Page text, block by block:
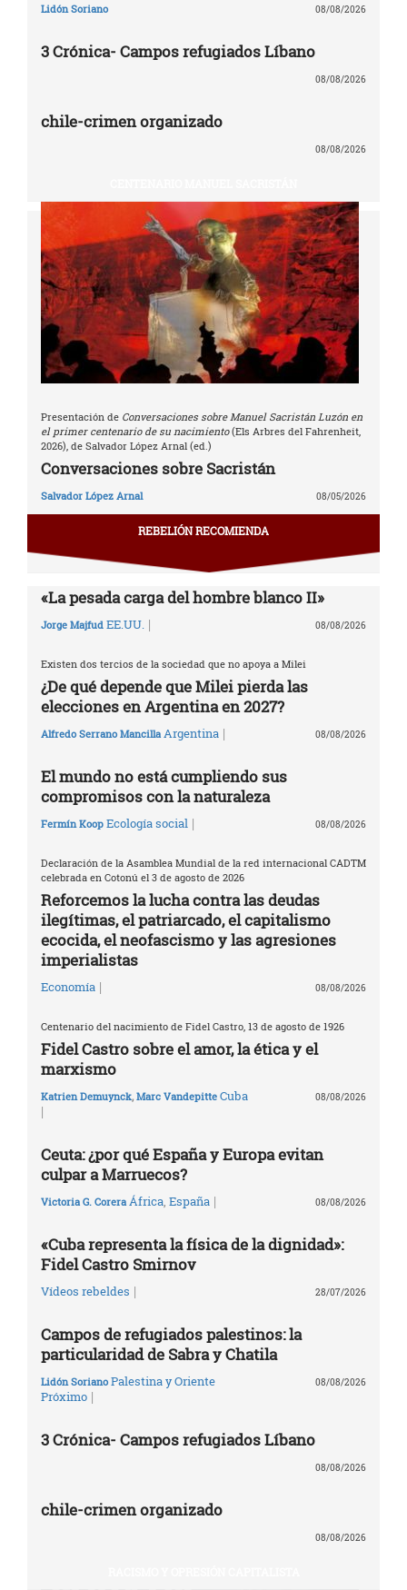
Lidón Soriano 08/08/2026
3 Crónica- Campos refugiados Líbano
08/08/2026
chile-crimen organizado
08/08/2026
Presentación de Conversaciones sobre Manuel Sacristán Luzón en
el primer centenario de su nacimiento(Els Arbres del Fahrenheit,
2026), de Salvador López Arnal (ed.)
Conversaciones sobre Sacristán
Salvador López Arnal 08/05/2026
REBELIÓN RECOMIENDA
«La pesada carga del hombre blanco II»
Jorge Majfud EE.UU. | 08/08/2026
Existen dos tercios de la sociedad que no apoya a Milei
¿De qué depende que Milei pierda las
elecciones en Argentina en 2027?
Alfredo Serrano Mancilla Argentina | 08/08/2026
El mundo no está cumpliendo sus
compromisos con la naturaleza
Fermín Koop Ecología social | 08/08/2026
Declaración de la Asamblea Mundial de la red internacional CADTM
celebrada en Cotonú el 3 de agosto de 2026
Reforcemos la lucha contra las deudas
ilegítimas, el patriarcado, el capitalismo
ecocida, el neofascismo y las agresiones
imperialistas
Economía | 08/08/2026
Centenario del nacimiento de Fidel Castro, 13 de agosto de 1926
Fidel Castro sobre el amor, la ética y el
marxismo
Katrien Demuynck, Marc Vandepitte Cuba
|
08/08/2026
Ceuta: ¿por qué España y Europa evitan
culpar a Marruecos?
Victoria G. Corera África España | 08/08/2026
«Cuba representa la física de la dignidad»:
Fidel Castro Smirnov
Vídeos rebeldes | 28/07/2026
Campos de refugiados palestinos: la
particularidad de Sabra y Chatila
Lidón Soriano Palestina y Oriente
Próximo |
08/08/2026
3 Crónica- Campos refugiados Líbano
08/08/2026
chile-crimen organizado
08/08/2026